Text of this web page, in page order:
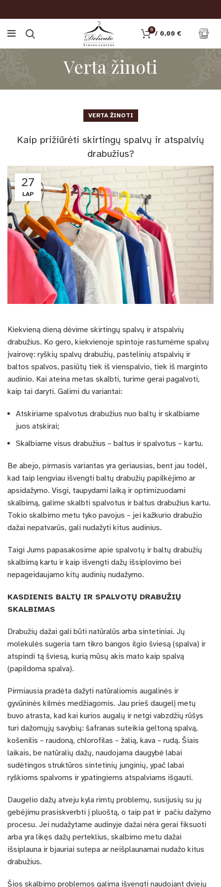
0 / 0,00 €
Verta žinoti
VERTA ŽINOTI
Kaip prižiūrėti skirtingų spalvų ir atspalvių
drabužius?
27
LAP
Kiekvieną dieną dėvime skirtingų spalvų ir atspalvių
drabužius. Ko gero, kiekvienoje spintoje rastumėme spalvų
įvairovę: ryškių spalvų drabužių, pastelinių atspalvių ir
baltos spalvos, pasiūtų tiek iš vienspalvio, tiek iš marginto
audinio. Kai ateina metas skalbti, turime gerai pagalvoti,
kaip tai daryti. Galimi du variantai:
Atskiriame spalvotus drabužius nuo baltų ir skalbiame
juos atskirai;
Skalbiame visus drabužius – baltus ir spalvotus – kartu.
Be abejo, pirmasis variantas yra geriausias, bent jau todėl,
kad taip lengviau išvengti baltų drabužių papilkėjimo ar
apsidažymo. Visgi, taupydami laiką ir optimizuodami
skalbimą, galime skalbti spalvotus ir baltus drabužius kartu.
Tokio skalbimo metu tyko pavojus – jei kažkurio drabužio
dažai nepatvarūs, gali nudažyti kitus audinius.
Taigi Jums papasakosime apie spalvotų ir baltų drabužių
skalbimą kartu ir kaip išvengti dažų išsiplovimo bei
nepageidaujamo kitų audinių nudažymo.
KASDIENIS BALTŲ IR SPALVOTŲ DRABUŽIŲ
SKALBIMAS
Drabužių dažai gali būti natūralūs arba sintetiniai. Jų
molekulės sugeria tam tikro bangos ilgio šviesą (spalva) ir
atspindi tą šviesą, kurią mūsų akis mato kaip spalvą
(papildoma spalva).
Pirmiausia pradėta dažyti natūraliomis augalinės ir
gyvūninės kilmės medžiagomis. Jau prieš daugelį metų
buvo atrasta, kad kai kurios augalų ir netgi vabzdžių rūšys
turi dažomųjų savybių: šafranas suteikia geltoną spalvą,
košenilis – raudoną, chlorofilas – žalią, kava – rudą. Šiais
laikais, be natūralių dažų, naudojama daugybė labai
sudėtingos struktūros sintetinių junginių, ypač labai
ryškioms spalvoms ir ypatingiems atspalviams išgauti.
Daugelio dažų atveju kyla rimtų problemų, susijusių su jų
gebėjimu prasiskverbti į pluoštą, o taip pat ir pačiu dažymo
procesu. Jei nudažytame audinyje dažai nėra gerai fiksuoti
arba yra likęs dažų perteklius, skalbimo metu dažai
išsiplauna ir bjauriai sutepa ar neišplaunamai nudažo kitus
drabužius.
Šios skalbimo problemos galima išvengti naudojant dviejų